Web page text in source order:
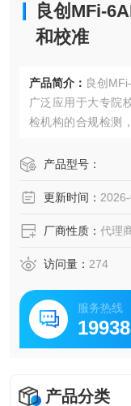
良创MFi-
和校准
产品简介： 良创
广泛应用于大专院
检机构的合规检测
工性能，确保产品
产品型号：
更新时间：
厂商性质： 代理
访问量： 274
服务热线
产品分类